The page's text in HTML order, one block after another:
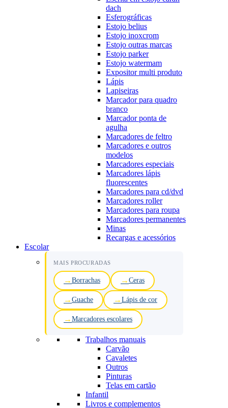
dach
Esferográficas
Estojo belius
Estojo inoxcrom
Estojo outras marcas
Estojo parker
Estojo watermam
Expositor multi produto
Lápis
Lapiseiras
Marcador para quadro
branco
Marcador ponta de
agulha
Marcadores de feltro
Marcadores e outros
modelos
Marcadores especiais
Marcadores lápis
fluorescentes
Marcadores para cd/dvd
Marcadores roller
Marcadores para roupa
Marcadores permanentes
Minas
Recargas e acessórios
Escolar
MAIS PROCURADAS
Borrachas Ceras
Guache Lápis de cor
Marcadores escolares
Trabalhos manuais
Carvão
Cavaletes
Outros
Pinturas
Telas em cartão
Infantil
Livros e complementos